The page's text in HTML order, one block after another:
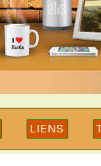
Liens